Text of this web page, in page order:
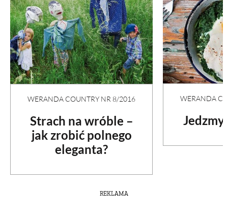
WERANDA COUNTRY NR 8/2016
Strach na wróble –
jak zrobić polnego
eleganta?
WERANDA
REKLAMA